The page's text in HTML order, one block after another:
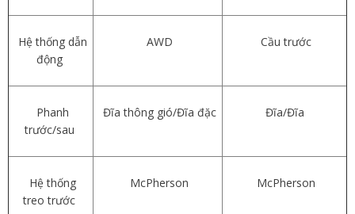
Hệ thống dẫn
động
AWD Cầu trước
Phanh
trước/sau
Đĩa thông gió/Đĩa đặc Đĩa/Đĩa
Hệ thống
treo trước
McPherson McPherson